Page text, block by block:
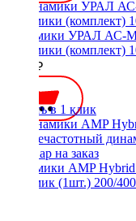
Динамики УРАЛ АС-
динамики (комплект)
3690 ₽
Купить в 1 клик
Динамики AMP
динамик (1шт.) 200/